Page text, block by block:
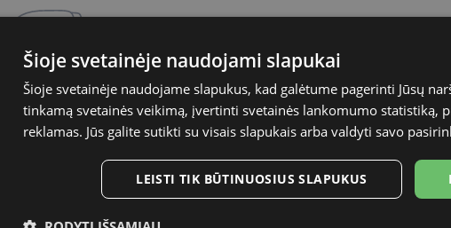
mm
plotis, mm
Kojelės ilgis, mm
Šioje svetainėje naudojami slapukai
Šioje svetainėje naudojame slapukus, kad galėtume pagerinti Jūsų
tinkamą svetainės veikimą, įvertinti svetainės lankomumo statistiką,
reklamas. Jūs galite sutikti su visais slapukais arba valdyti savo
LEISTI TIK BŪTINUOSIUS SLAPUKUS